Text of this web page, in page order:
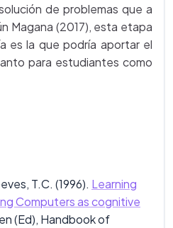
de problemas que a
Magana (2017), esta etapa
es la que podría aportar el
para estudiantes como
T.C. (1996). Learning
Computers as cognitive
(Ed), Handbook of